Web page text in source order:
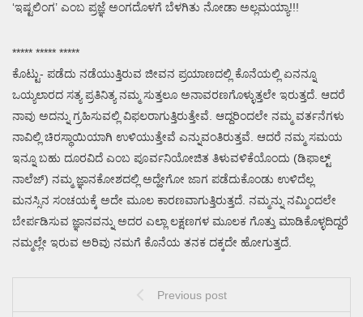
‘ಇಷ್ಟಲಿಂಗ’ ಎಂಬ ಪ್ರಜ್ಞೆ ಅಂಗದೊಳಗೆ ಬೆಳಗಿತು ನೋಡಾ ಅಲ್ಲಮಯ್ಯಾ!!!
***** ***** *****
ಕೊಟ್ಟು- ಪಡೆದು ನಡೆಯುತ್ತಿರುವ ಜೀವನ ಪ್ರಯಾಣದಲ್ಲಿ ಕೊನೆಯಲ್ಲಿ ಏನನ್ನೂ
ಒಯ್ಯಲಾರದ ಸತ್ಯ ಪ್ರತಿನಿತ್ಯ ನಮ್ಮ ಸುತ್ತಲೂ ಅನಾವರಣಗೊಳ್ಳುತ್ತಲೇ ಇರುತ್ತದೆ. ಆದರೆ
ನಾವು ಅದನ್ನು ಗ್ರಹಿಸುವಲ್ಲಿ ವಿಫಲರಾಗುತ್ತಿರುತ್ತೇವೆ. ಆದ್ದರಿಂದಲೇ ನಮ್ಮ ವರ್ತನೆಗಳು
ನಾವಿಲ್ಲಿ ಚಿರಸ್ಥಾಯಿಯಾಗಿ ಉಳಿಯುತ್ತೇವೆ ಎನ್ನುವಂತಿರುತ್ತವೆ. ಆದರೆ ನಮ್ಮ ಸಮಯ
ಇನ್ನೂ ಬಹು ದೂರವಿದೆ ಎಂಬ ಪೂರ್ವನಿಯೋಜಿತ ತಿಳುವಳಿಕೆಯೊಂದು (ಡಿಫಾಲ್ಟ್
ನಾಲೆಜ್) ನಮ್ಮ ಜ್ಞಾನಕೋಶದಲ್ಲಿ ಅದ್ಹೇಗೋ ಜಾಗ ಪಡೆದುಕೊಂಡು ಉಳಿದೆಲ್ಲ
ಮನಸ್ಸಿನ ಸಂಚಯಕ್ಕೆ ಅದೇ ಮೂಲ ಕಾರಣವಾಗುತ್ತಿರುತ್ತದೆ. ನಮ್ಮನ್ನು ನಮ್ಮಿಂದಲೇ
ಬೇರ್ಪಡಿಸುವ ಜ್ಞಾನವನ್ನು ಅದರ ಎಲ್ಲಾ ಲಕ್ಷಣಗಳ ಮೂಲಕ ಗೊತ್ತು ಮಾಡಿಕೊಳ್ಳದಿದ್ದರೆ
ನಮ್ಮಲ್ಲೇ ಇರುವ ಅರಿವು ನಮಗೆ ಕೊನೆಯ ತನಕ ದಕ್ಕದೇ ಹೋಗುತ್ತದೆ.
Previous post